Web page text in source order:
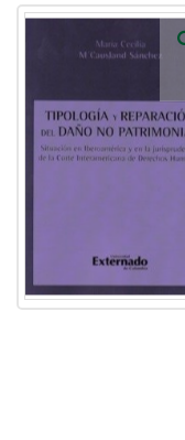
Skip
images
gallery
Skip
images
gallery